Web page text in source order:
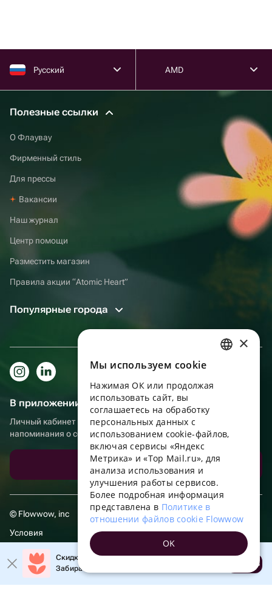
Русский AMD
Полезные ссылки
О Флаувау
Фирменный стиль
Для прессы
Вакансии
Наш журнал
Центр помощи
Разместить магазин
Правила акции “Atomic Heart”
Популярные города
В приложении еще удобнее!
Личный кабинет получателя, больше бонусов за покупки и
напоминания о событиях
Скачать приложение
© Flowwow, inc
Условия
Обработка персональных данных
Скидка 20% на первый заказ!
Забирайте промокод в приложении!
Открыть
ENGLISH
UKRAINIAN
PORTUGUESE
FRENCH
TURKISH
POLISH
×
Мы используем сookie
Нажимая ОК или продолжая
использовать сайт, вы
соглашаетесь на обработку
персональных данных с
использованием cookie-файлов,
включая сервисы «Яндекс
Метрика» и «Top Mail.ru», для
анализа использования и
улучшения работы сервисов.
Более подробная информация
представлена в Политике в
отношении файлов cookie Flowwow
OK